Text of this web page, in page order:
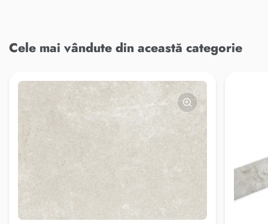
Cele mai vândute din această categorie